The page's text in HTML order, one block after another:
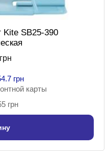
Kite SB25-390
грн
карты
грн